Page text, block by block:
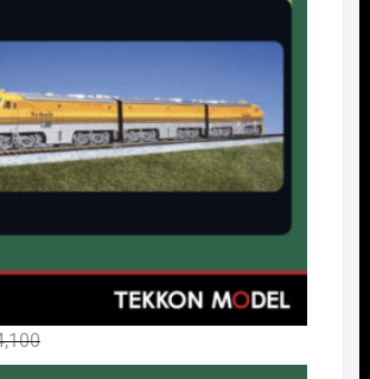
¥19,250
し
た。
は
で
す。
元
の
現
在